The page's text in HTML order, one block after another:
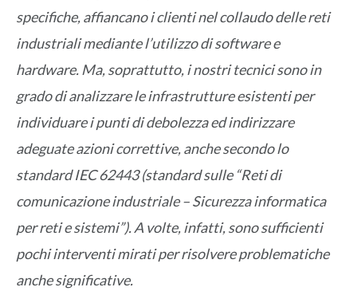
specifiche, affiancano i clienti nel collaudo delle reti
industriali mediante l’utilizzo di software e
hardware. Ma, soprattutto, i nostri tecnici sono in
grado di analizzare le infrastrutture esistenti per
individuare i punti di debolezza ed indirizzare
adeguate azioni correttive, anche secondo lo
standard IEC 62443 (standard sulle “Reti di
comunicazione industriale – Sicurezza informatica
per reti e sistemi”). A volte, infatti, sono sufficienti
pochi interventi mirati per risolvere problematiche
anche significative.